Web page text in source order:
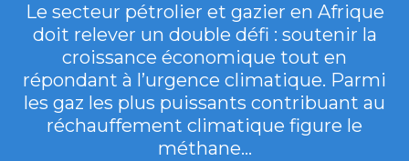
Le secteur pétrolier et gazier en Afrique
doit relever un double défi : soutenir la
croissance économique tout en
répondant à l’urgence climatique. Parmi
les gaz les plus puissants contribuant au
réchauffement climatique figure le
méthane...